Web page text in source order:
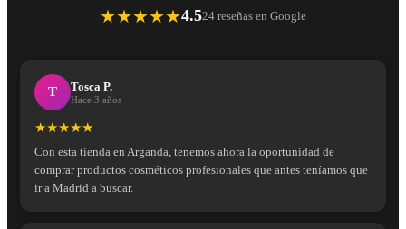
★★★★★4.524 reseñas en Google
T Tosca P.
Hace 3 años
★★★★★
Con esta tienda en Arganda, tenemos ahora la oportunidad de
comprar productos cosméticos profesionales que antes teníamos que
ir a Madrid a buscar.